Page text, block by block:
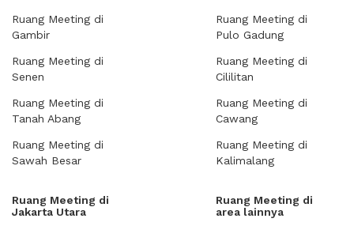
Ruang Meeting di
Gambir
Ruang Meeting di
Senen
Ruang Meeting di
Tanah Abang
Ruang Meeting di
Sawah Besar
Ruang Meeting di
Pulo Gadung
Ruang Meeting di
Cililitan
Ruang Meeting di
Cawang
Ruang Meeting di
Kalimalang
Ruang Meeting di
Jakarta Utara
Ruang Meeting di
area lainnya